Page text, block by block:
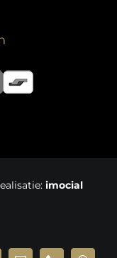
imocial